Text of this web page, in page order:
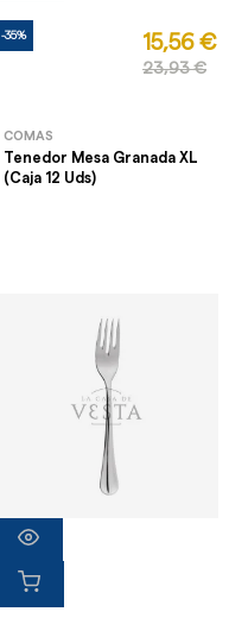
-35% 15,56 €
23,93 €
COMAS
Tenedor Mesa Granada XL
(Caja 12 Uds)